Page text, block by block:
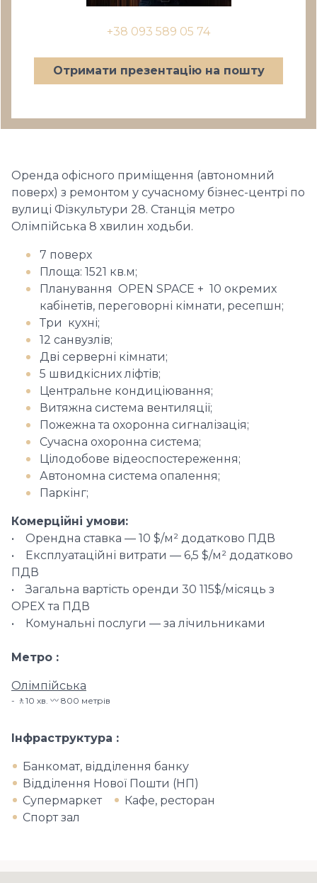
+38 093 589 05 74
Отримати презентацію на пошту
Оренда офісного приміщення (автономний
поверх) з ремонтом у сучасному бізнес-центрі по
вулиці Фізкультури 28. Станція метро
Олімпійська 8 хвилин ходьби.
7 поверх
Площа: 1521 кв.м;
Планування OPEN SPACE + 10 окремих
кабінетів, переговорні кімнати, ресепшн;
Три кухні;
12 санвузлів;
Дві серверні кімнати;
5 швидкісних ліфтів;
Центральне кондиціювання;
Витяжна система вентиляції;
Пожежна та охоронна сигналізація;
Сучасна охоронна система;
Цілодобове відеоспостереження;
Автономна система опалення;
Паркінг;
Комерційні умови:
• Орендна ставка — 10 $/м² додатково ПДВ
• Експлуатаційні витрати — 6,5 $/м² додатково
ПДВ
• Загальна вартість оренди 30 115$/місяць з
OPEX та ПДВ
• Комунальні послуги — за лічильниками
Метро
Олімпійська
🚶10 хв​. 〰️ 800 метрів
Інфраструктура
Банкомат, відділення банку
Відділення Нової Пошти (НП)
Супермаркет
Кафе, ресторан
Спорт зал